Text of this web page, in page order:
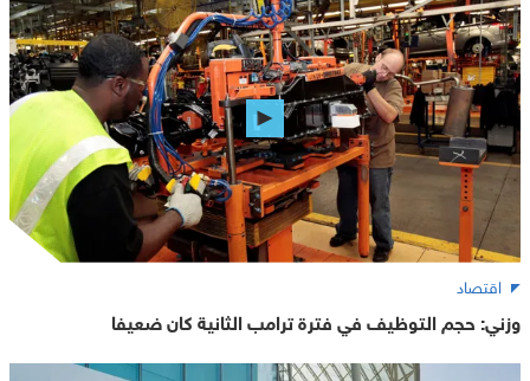
اقتصاد
وزني: حجم التوظيف في فترة ترامب الثانية كان ضعيفا